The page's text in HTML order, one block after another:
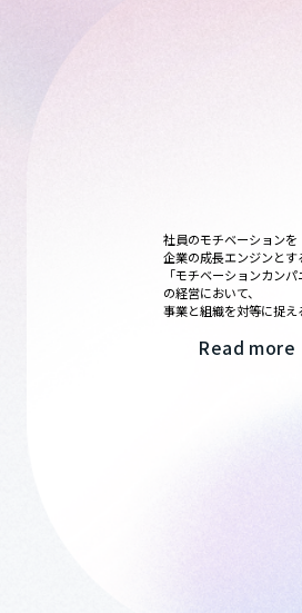
社員のモチベーションを
企業の成長エンジンとす
「モチベーションカンパ
の経営において、
事業と組織を対等に捉え
Read more